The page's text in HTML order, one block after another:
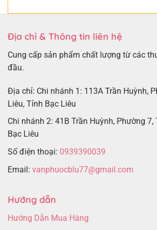
Địa chỉ & Thông tin liên hệ
Cung cấp sản phẩm chất lượng từ các
đầu.
Địa chỉ: Chi nhánh 1: 113A Trần Huỳnh,
Liêu, Tỉnh Bạc Liêu
Chi nhánh 2: 41B Trần Huỳnh, Phường 7,
Bạc Liêu
Số điện thoại: 0939390039
Email: vanphuocblu77@gmail.com
Hướng dẫn
Hướng Dẫn Mua Hàng